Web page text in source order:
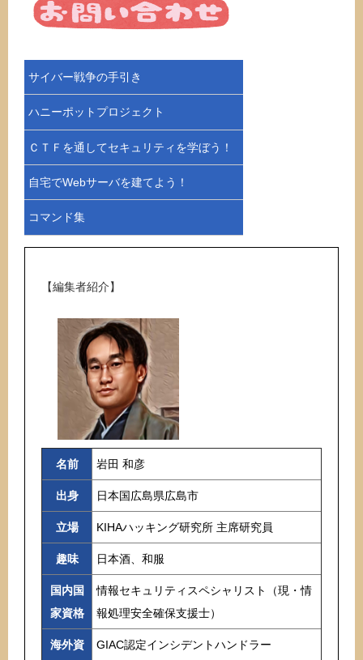
サイバー戦争の手引き
ハニーポットプロジェクト
ＣＴＦを通してセキュリティを学ぼう！
自宅でWebサーバを建てよう！
コマンド集
【編集者紹介】
名前 岩田 和彦
出身 日本国広島県広島市
立場 KIHAハッキング研究所 主席研究員
趣味 日本酒、和服
国内国
家資格
情報セキュリティスペシャリスト（現・情
報処理安全確保支援士）
海外資 GIAC認定インシデントハンドラー